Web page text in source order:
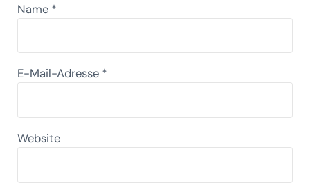
Name *
E-Mail-Adresse *
Website